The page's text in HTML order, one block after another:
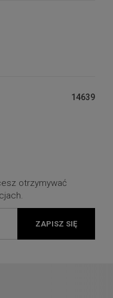
14639
otrzymywać
ZAPISZ SIĘ